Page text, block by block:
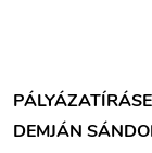
PÁLYÁZATÍRÁS
DEMJÁN